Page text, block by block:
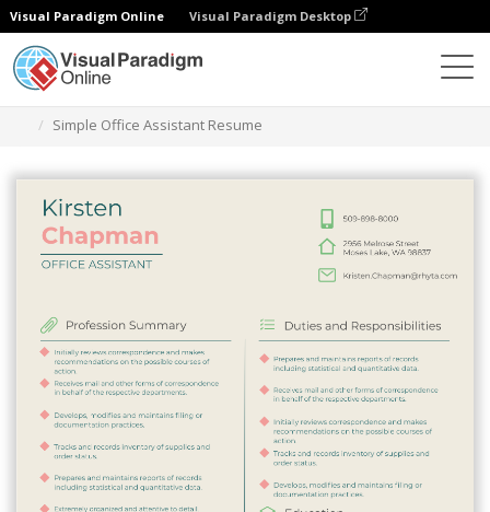
Visual Paradigm Online Visual Paradigm Desktop
Simple Office Assistant Resume